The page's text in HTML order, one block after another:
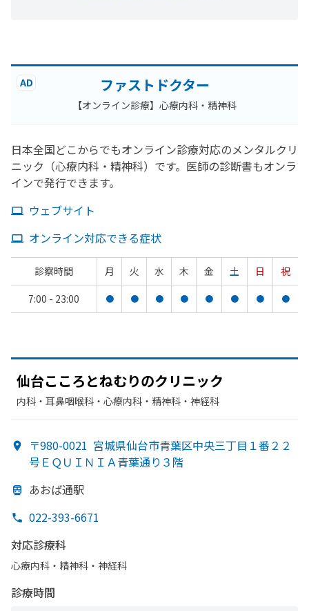
AD ファストドクター
【オンライン診療】心療内科・精神科
日本全国どこからでもオンライン診療対応のメンタルクリ
ニック（心療内科・精神科）です。医師の診断書もオンラ
インで発行できます。
ウェブサイト
オンライン対応できる症状
診察時間 月 火 水 木 金 土 日
祝
7:00 - 23:00
● ● ● ● ● ● ● ●
仙台こころとねむりのクリニック
内科・​耳鼻咽喉科・​心療内科・​精神科・神経科
〒980-0021 宮城県仙台市青葉区中央三丁目１番２２
号ＥＱＵＩＮＩＡ青葉通り３階
あおば通駅
022-393-6671
対応診療科
心療内科・​精神科・神経科
診療時間